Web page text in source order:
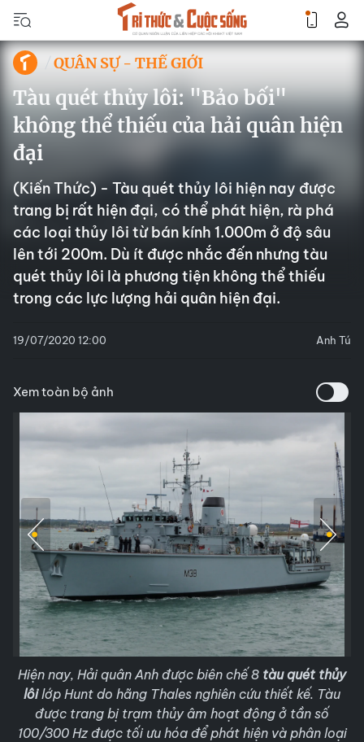
QUÂN SỰ - THẾ GIỚI
Tàu quét thủy lôi: "Bảo bối"
không thể thiếu của hải quân hiện
đại
(Kiến Thức) - Tàu quét thủy lôi hiện nay được
trang bị rất hiện đại, có thể phát hiện, rà phá
các loại thủy lôi từ bán kính 1.000m ở độ sâu
lên tới 200m. Dù ít được nhắc đến nhưng tàu
quét thủy lôi là phương tiện không thể thiếu
trong các lực lượng hải quân hiện đại.
19/07/2020 12:00 Anh Tú
Xem toàn bộ ảnh
Hiện nay, Hải quân Anh được biên chế 8 tàu quét thủy
lôilớp Hunt do hãng Thales nghiên cứu thiết kế. Tàu
được trang bị trạm thủy âm hoạt động ở tần số
100/300 Hz được tối ưu hóa để phát hiện và phân loại